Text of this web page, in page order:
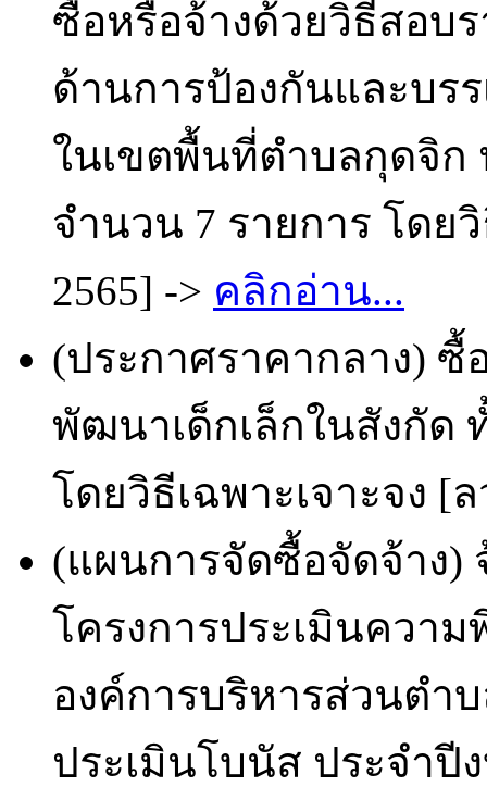
ซื้อหรือจ้างด้วยวิธีสอบ
ด้านการป้องกันและบร
ในเขตพื้นที่ตำบลกุดจิก
จำนวน 7 รายการ โดย
2565] -> คลิกอ่าน...
(ประกาศราคากลาง)
พัฒนาเด็กเล็กในสังกัด
โดยวิธีเฉพาะเจาะจง [
(แผนการจัดซื้อจัดจ้าง)
โครงการประเมินควา
องค์การบริหารส่วนตำ
ประเมินโบนัส ประจำปี